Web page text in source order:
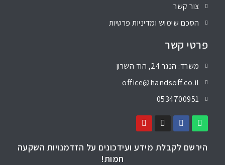
צור קשר
הסכם שימוש ומדיניות פרטיות
פרטי קשר
משרד: הנגר 24, הוד השרון
office@handsoff.co.il
0534700951
הירשם לקבלת מידע ועידכונים על הזדמנויות השקעה
חמות!